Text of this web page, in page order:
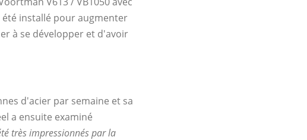
installé pour augmenter
à se développer et d'avoir
d'acier par semaine et sa
a ensuite examiné
très impressionnés par la